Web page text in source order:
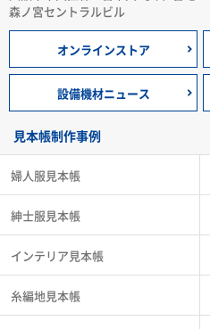
森ノ宮セントラルビル
オンラインストア
設備機材ニュース
見本帳制作事例
婦人服見本帳
紳士服見本帳
インテリア見本帳
糸編地見本帳